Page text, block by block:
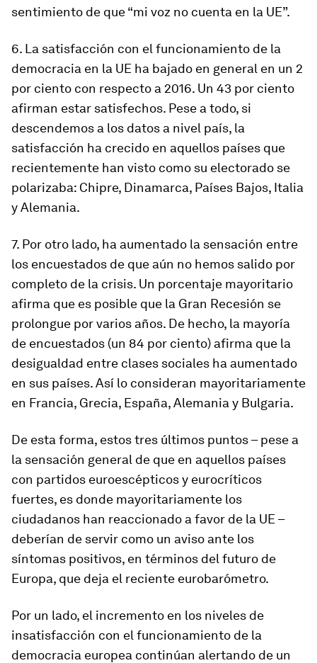
sentimiento de que “mi voz no cuenta en la UE”.
6. La satisfacción con el funcionamiento de la
democracia en la UE ha bajado en general en un 2
por ciento con respecto a 2016. Un 43 por ciento
afirman estar satisfechos. Pese a todo, si
descendemos a los datos a nivel país, la
satisfacción ha crecido en aquellos países que
recientemente han visto como su electorado se
polarizaba: Chipre, Dinamarca, Países Bajos, Italia
y Alemania.
7. Por otro lado, ha aumentado la sensación entre
los encuestados de que aún no hemos salido por
completo de la crisis. Un porcentaje mayoritario
afirma que es posible que la Gran Recesión se
prolongue por varios años. De hecho, la mayoría
de encuestados (un 84 por ciento) afirma que la
desigualdad entre clases sociales ha aumentado
en sus países. Así lo consideran mayoritariamente
en Francia, Grecia, España, Alemania y Bulgaria.
De esta forma, estos tres últimos puntos – pese a
la sensación general de que en aquellos países
con partidos euroescépticos y eurocríticos
fuertes, es donde mayoritariamente los
ciudadanos han reaccionado a favor de la UE –
deberían de servir como un aviso ante los
síntomas positivos, en términos del futuro de
Europa, que deja el reciente eurobarómetro.
Por un lado, el incremento en los niveles de
insatisfacción con el funcionamiento de la
democracia europea continúan alertando de un